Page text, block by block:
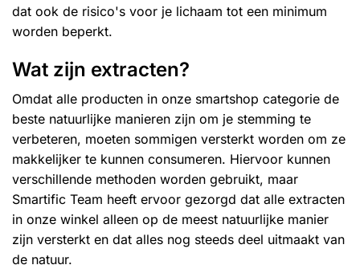
dat ook de risico's voor je lichaam tot een minimum
worden beperkt.
Wat zijn extracten?
Omdat alle producten in onze smartshop categorie de
beste natuurlijke manieren zijn om je stemming te
verbeteren, moeten sommigen versterkt worden om ze
makkelijker te kunnen consumeren. Hiervoor kunnen
verschillende methoden worden gebruikt, maar
Smartific Team heeft ervoor gezorgd dat alle extracten
in onze winkel alleen op de meest natuurlijke manier
zijn versterkt en dat alles nog steeds deel uitmaakt van
de natuur.